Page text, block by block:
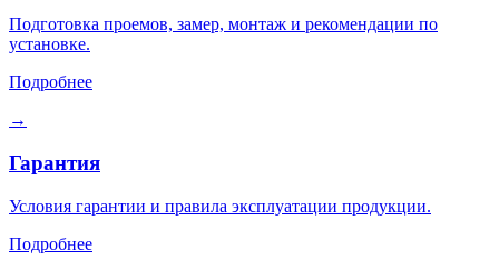
Подготовка проемов, замер, монтаж и рекомендации по
установке.
Подробнее
→
Гарантия
Условия гарантии и правила эксплуатации продукции.
Подробнее